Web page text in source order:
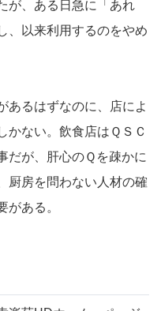
が、ある日急に「あれ
以来利用するのをやめ
るはずなのに、店によ
かない。飲食店はＱＳＣ
だが、肝心のＱを疎かに
厨房を問わない人材の確
がある。